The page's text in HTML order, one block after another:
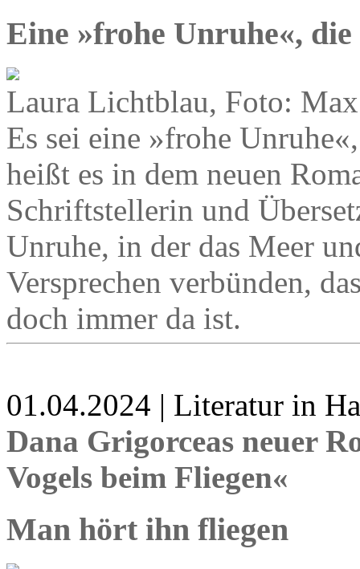
Eine »frohe Unruhe«,
Laura Lichtblau, Foto:
Es sei eine »frohe
heißt es in dem neuen
Schriftstellerin und
Unruhe, in der das Meer
Versprechen verbünden,
doch immer da ist.
01.04.2024 | Literatur in
Dana Grigorceas neuer
Vogels beim Fliegen«
Man hört ihn fliegen